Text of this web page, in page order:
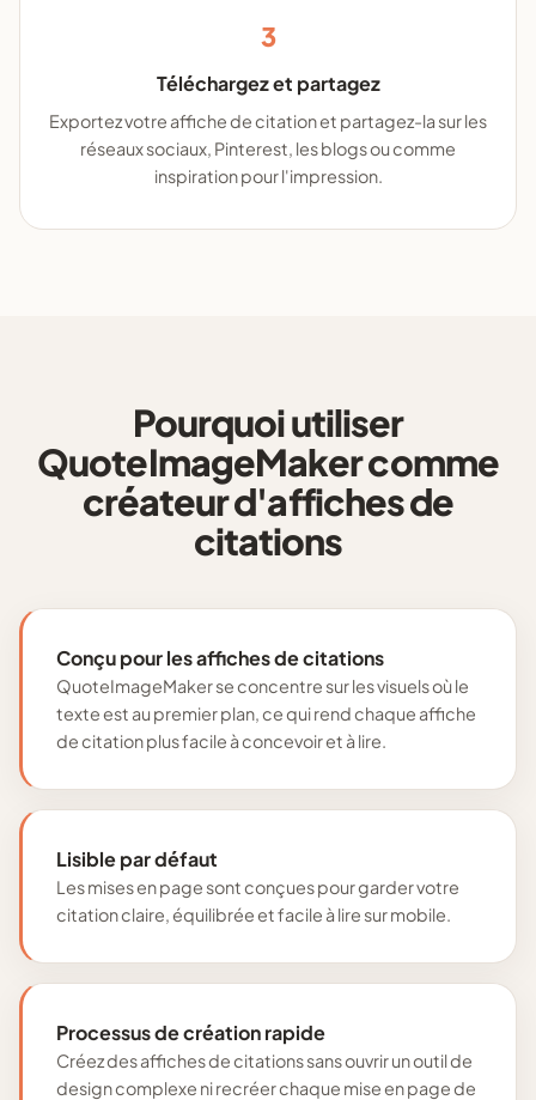
3
Téléchargez et partagez
Exportez votre affiche de citation et partagez-la sur les
réseaux sociaux, Pinterest, les blogs ou comme
inspiration pour l'impression.
Pourquoi utiliser
QuoteImageMaker comme
créateur d'affiches de
citations
Conçu pour les affiches de citations
QuoteImageMaker se concentre sur les visuels où le
texte est au premier plan, ce qui rend chaque affiche
de citation plus facile à concevoir et à lire.
Lisible par défaut
Les mises en page sont conçues pour garder votre
citation claire, équilibrée et facile à lire sur mobile.
Processus de création rapide
Créez des affiches de citations sans ouvrir un outil de
design complexe ni recréer chaque mise en page de